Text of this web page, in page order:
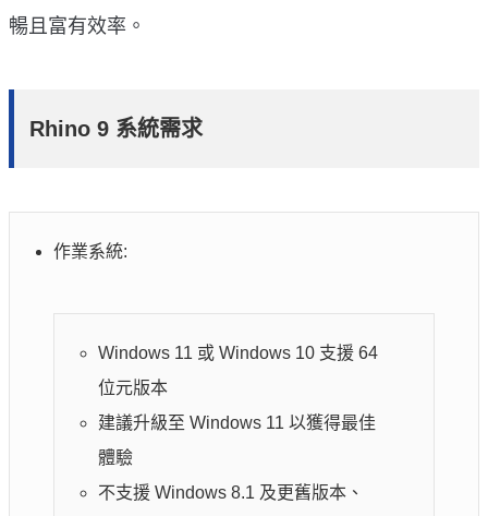
暢且富有效率。
Rhino 9 系統需求
作業系統:
Windows 11 或 Windows 10 支援 64
位元版本
建議升級至 Windows 11 以獲得最佳
體驗
不支援 Windows 8.1 及更舊版本、